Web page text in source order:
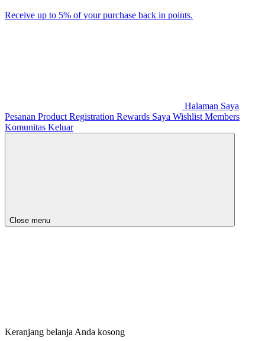
Receive up to 5% of your purchase back in points.
Halaman Saya
Pesanan Product Registration Rewards Saya Wishlist Members
Komunitas Keluar
Close menu
Keranjang belanja Anda kosong